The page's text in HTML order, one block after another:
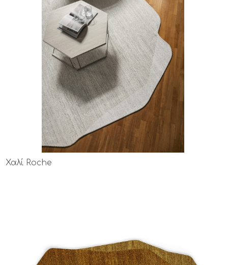
Χαλί Roche